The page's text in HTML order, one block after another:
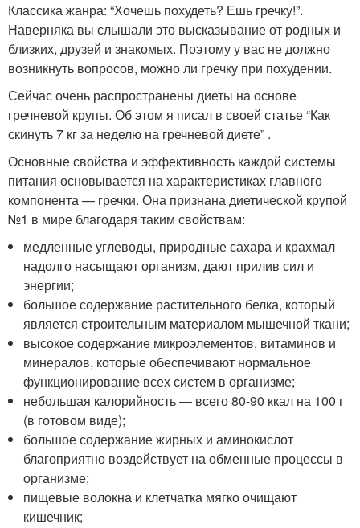
Классика жанра: “Хочешь похудеть? Ешь гречку!”.
Наверняка вы слышали это высказывание от родных и
близких, друзей и знакомых. Поэтому у вас не должно
возникнуть вопросов, можно ли гречку при похудении.
Сейчас очень распространены диеты на основе
гречневой крупы. Об этом я писал в своей статье “Как
скинуть 7 кг за неделю на гречневой диете” .
Основные свойства и эффективность каждой системы
питания основывается на характеристиках главного
компонента — гречки. Она признана диетической крупой
№1 в мире благодаря таким свойствам:
медленные углеводы, природные сахара и крахмал
надолго насыщают организм, дают прилив сил и
энергии;
большое содержание растительного белка, который
является строительным материалом мышечной ткани;
высокое содержание микроэлементов, витаминов и
минералов, которые обеспечивают нормальное
функционирование всех систем в организме;
небольшая калорийность — всего 80-90 ккал на 100 г
(в готовом виде);
большое содержание жирных и аминокислот
благоприятно воздействует на обменные процессы в
организме;
пищевые волокна и клетчатка мягко очищают
кишечник;